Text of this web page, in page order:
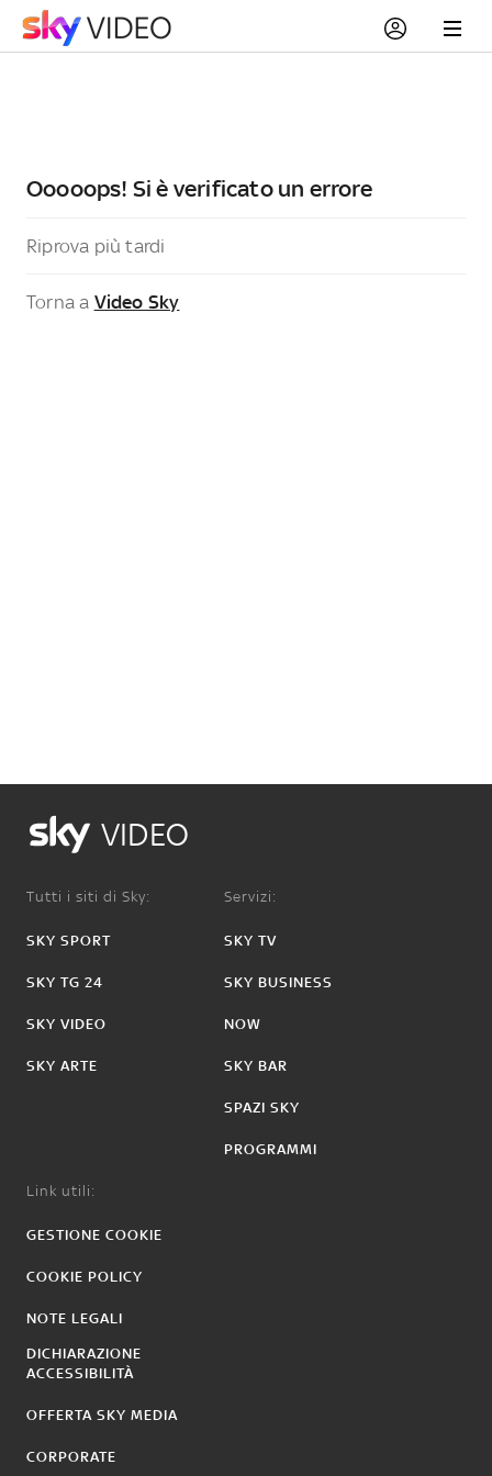
Ooooops! Si è verificato un errore
Riprova più tardi
Torna a Video Sky
VIDEO
Tutti i siti di Sky:
SKY SPORT
SKY TG 24
SKY VIDEO
SKY ARTE
Servizi:
SKY TV
SKY BUSINESS
NOW
SKY BAR
SPAZI SKY
PROGRAMMI
Link utili:
GESTIONE COOKIE
COOKIE POLICY
NOTE LEGALI
DICHIARAZIONE
ACCESSIBILITÀ
OFFERTA SKY MEDIA
CORPORATE